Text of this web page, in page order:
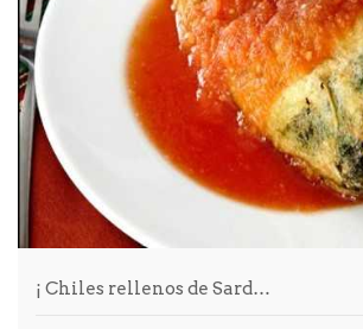
¡ Chiles rellenos de Sard…